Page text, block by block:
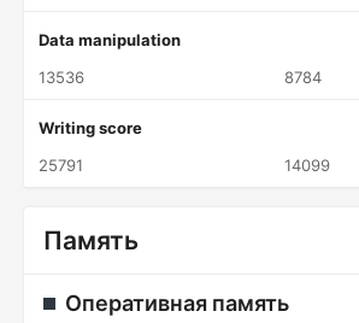
Data manipulation
13536
8784
Writing score
25791
14099
Память
Оперативная память